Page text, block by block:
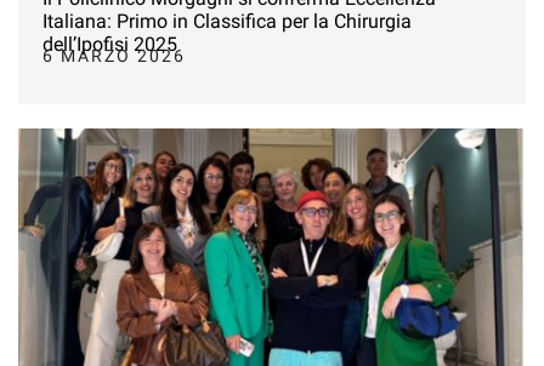
Italiana: Primo in Classifica per la Chirurgia
dell’Ipofisi 2025
6 MARZO 2026